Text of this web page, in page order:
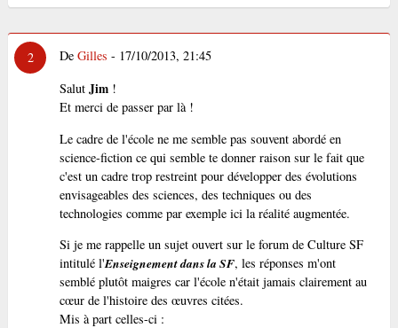
2 De Gilles - 17/10/2013, 21:45
Salut Jim!
Et merci de passer par là !
Le cadre de l'école ne me semble pas souvent abordé en
science-fiction ce qui semble te donner raison sur le fait que
c'est un cadre trop restreint pour développer des évolutions
envisageables des sciences, des techniques ou des
technologies comme par exemple ici la réalité augmentée.
Si je me rappelle un sujet ouvert sur le forum de Culture SF
intitulé l'Enseignement dans la SF, les réponses m'ont
semblé plutôt maigres car l'école n'était jamais clairement au
cœur de l'histoire des œuvres citées.
Mis à part celles-ci :